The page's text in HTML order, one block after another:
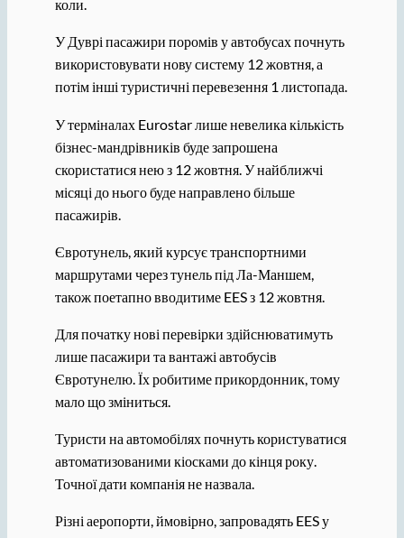
коли.
У Дуврі пасажири поромів у автобусах почнуть
використовувати нову систему 12 жовтня, а
потім інші туристичні перевезення 1 листопада.
У терміналах Eurostar лише невелика кількість
бізнес-мандрівників буде запрошена
скористатися нею з 12 жовтня. У найближчі
місяці до нього буде направлено більше
пасажирів.
Євротунель, який курсує транспортними
маршрутами через тунель під Ла-Маншем,
також поетапно вводитиме EES з 12 жовтня.
Для початку нові перевірки здійснюватимуть
лише пасажири та вантажі автобусів
Євротунелю. Їх робитиме прикордонник, тому
мало що зміниться.
Туристи на автомобілях почнуть користуватися
автоматизованими кіосками до кінця року.
Точної дати компанія не назвала.
Різні аеропорти, ймовірно, запровадять EES у